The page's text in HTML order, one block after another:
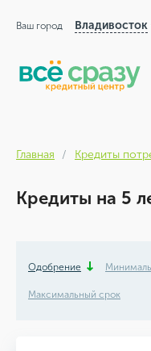
Ваш город Владивосток
Главная Кредиты
Кредиты на 5
Одобрение
Максимальный срок